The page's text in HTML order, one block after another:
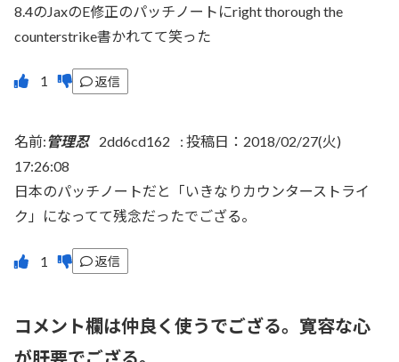
8.4のJaxのE修正のパッチノートにright thorough the
counterstrike書かれてて笑った
返信
名前:管理忍 2dd6cd162 : 投稿日：2018/02/27(火)
17:26:08
日本のパッチノートだと「いきなりカウンターストライ
ク」になってて残念だったでござる。
返信
コメント欄は仲良く使うでござる。寛容な心
が肝要でござる。